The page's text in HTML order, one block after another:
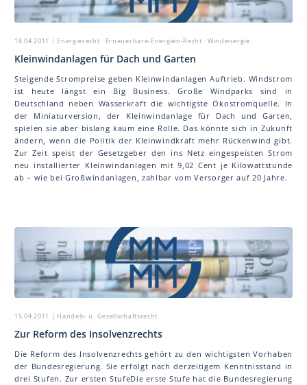
18.04.2011 | Energierecht · Erneuerbare-Energien-Recht · Windenergie
Kleinwindanlagen für Dach und Garten
Steigende Strompreise geben Kleinwindanlagen Auftrieb. Windstrom
ist heute längst ein Big Business. Große Windparks sind in
Deutschland neben Wasserkraft die wichtigste Ökostromquelle. In
der Miniaturversion, der Kleinwindanlage für Dach und Garten,
spielen sie aber bislang kaum eine Rolle. Das könnte sich in Zukunft
ändern, wenn die Politik der Kleinwindkraft mehr Rückenwind gibt.
Zur Zeit speist der Gesetzgeber den ins Netz eingespeisten Strom
neu installierter Kleinwindanlagen mit 9,02 Cent je Kilowattstunde
ab – wie bei Großwindanlagen, zahlbar vom Versorger auf 20 Jahre.
15.04.2011 | Handels- u. Gesellschaftsrecht
Zur Reform des Insolvenzrechts
Die Reform des Insolvenzrechts gehört zu den wichtigsten Vorhaben
der Bundesregierung. Sie erfolgt nach derzeitigem Kenntnisstand in
drei Stufen. Zur ersten StufeDie erste Stufe hat die Bundesregierung